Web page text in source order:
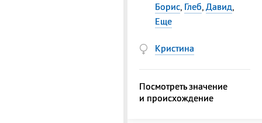
Борис, Глеб, Давид,
Еще
Кристина
Посмотреть значение
и происхождение